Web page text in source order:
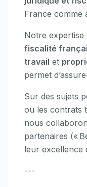
France comme
Notre expertise
fiscalité
travail et
permet
Sur des sujets
ou les contrats
nous
partenaires («
leur excellence
---